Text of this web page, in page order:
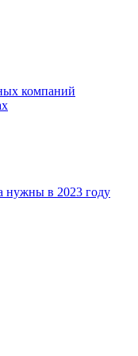
компаний
нужны в 2023 году